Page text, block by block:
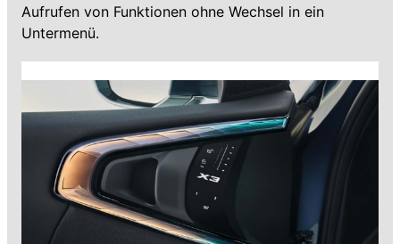
Aufrufen von Funktionen ohne Wechsel in ein
Untermenü.